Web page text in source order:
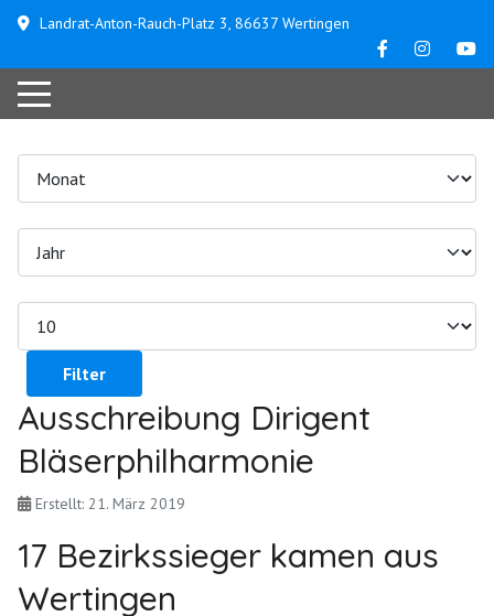
Landrat-Anton-Rauch-Platz 3, 86637 Wertingen
Filter
Ausschreibung Dirigent
Bläserphilharmonie
Erstellt: 21. März 2019
17 Bezirkssieger kamen aus
Wertingen